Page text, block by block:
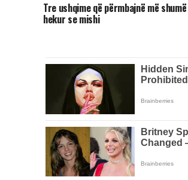
Tre ushqime që përmbajnë më shumë
hekur se mishi